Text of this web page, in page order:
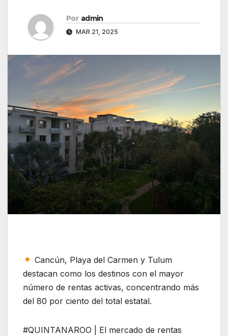
Por admin
MAR 21, 2025
Cancún, Playa del Carmen y Tulum
destacan como los destinos con el mayor
número de rentas activas, concentrando más
del 80 por ciento del total estatal.
#QUINTANAROO | El mercado de rentas